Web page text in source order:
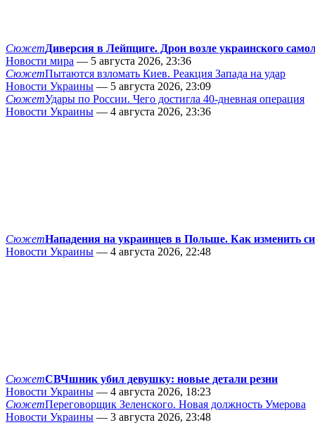
СюжетДиверсия в Лейпциге. Дрон возле украинского
Новости мира — 5 августа 2026, 23:36
СюжетПытаются взломать Киев. Реакция Запада на удар
Новости Украины — 5 августа 2026, 23:09
СюжетУдары по России. Чего достигла 40-дневная операция
Новости Украины — 4 августа 2026, 23:36
СюжетНападения на украинцев в Польше. Как изменить
Новости Украины — 4 августа 2026, 22:48
СюжетСВЧшник убил девушку: новые детали резни
Новости Украины — 4 августа 2026, 18:23
СюжетПереговорщик Зеленского. Новая должность Умерова
Новости Украины — 3 августа 2026, 23:48